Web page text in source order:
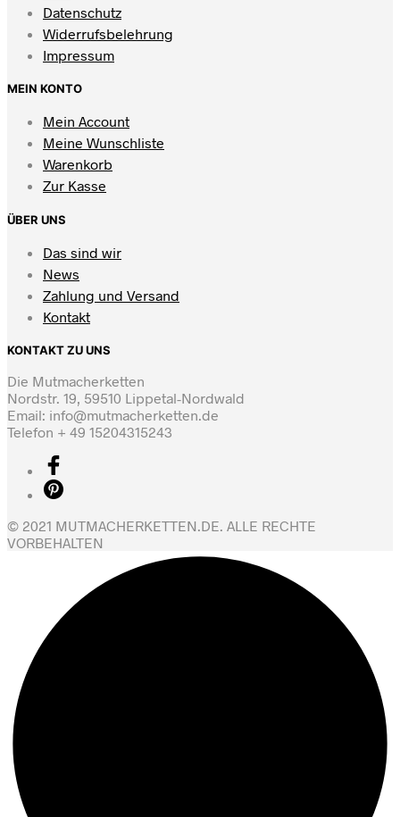
Datenschutz
Widerrufsbelehrung
Impressum
MEIN KONTO
Mein Account
Meine Wunschliste
Warenkorb
Zur Kasse
ÜBER UNS
Das sind wir
News
Zahlung und Versand
Kontakt
KONTAKT ZU UNS
Die Mutmacherketten
Nordstr. 19, 59510 Lippetal-Nordwald
Email: info@mutmacherketten.de
Telefon + 49 15204315243
© 2021 MUTMACHERKETTEN.DE. ALLE RECHTE
VORBEHALTEN